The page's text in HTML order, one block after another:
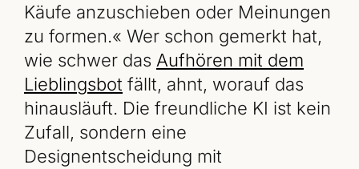
Käufe anzuschieben oder Meinungen
zu formen.« Wer schon gemerkt hat,
wie schwer das Aufhören mit dem
Lieblingsbot fällt, ahnt, worauf das
hinausläuft. Die freundliche KI ist kein
Zufall, sondern eine
Designentscheidung mit